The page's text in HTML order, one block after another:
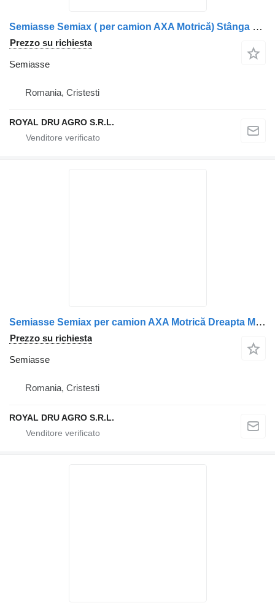
Semiasse Semiax ( per camion AXA Motrică) Stânga Renault – 5010319632
Prezzo su richiesta
Semiasse
Romania, Cristesti
ROYAL DRU AGRO S.R.L.
Semiasse Semiax per camion AXA Motrică Dreapta MAN 8135502-0146
Prezzo su richiesta
Semiasse
Romania, Cristesti
ROYAL DRU AGRO S.R.L.